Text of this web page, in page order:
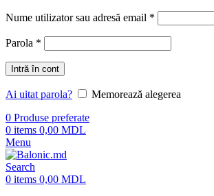
Nume utilizator sau adresă email *
Parola *
Intră în cont
Ai uitat parola?
Memorează alegerea
0 Produse preferate
0 items 0,00 MDL
Menu
Search
0 items 0,00 MDL